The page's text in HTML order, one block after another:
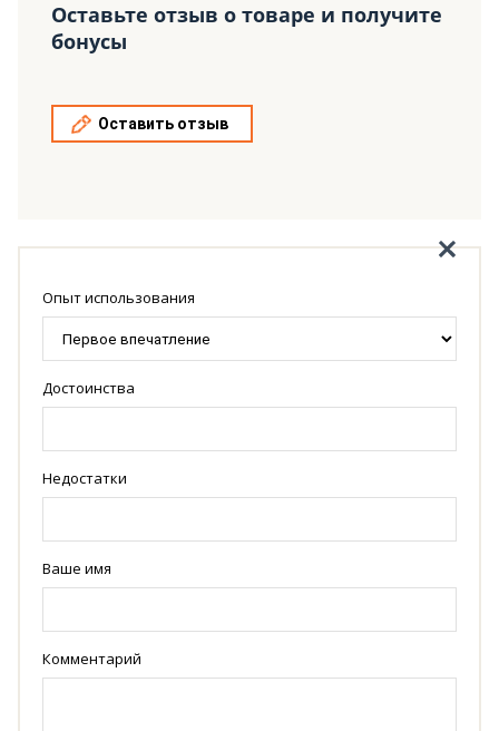
Оставьте отзыв о товаре и получите
бонусы
Оставить отзыв
Опыт использования
Достоинства
Недостатки
Ваше имя
Комментарий